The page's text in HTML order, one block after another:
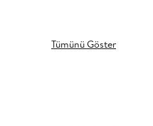
Tümünü Göster